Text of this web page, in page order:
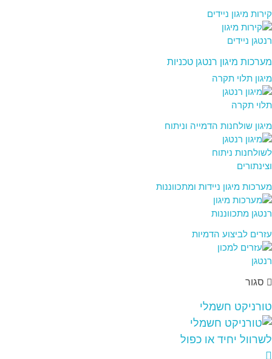
קירות מיגון ניידים
מערכות מיגון רנטגן טכניות
מיגון תלוי תקרה
מיגון שולחנות הדמייה וניתוח
מערכות מיגון ניידות ומתכווננות
עזרים לביצוע הדמיות
סגור
טורניקט חשמלי